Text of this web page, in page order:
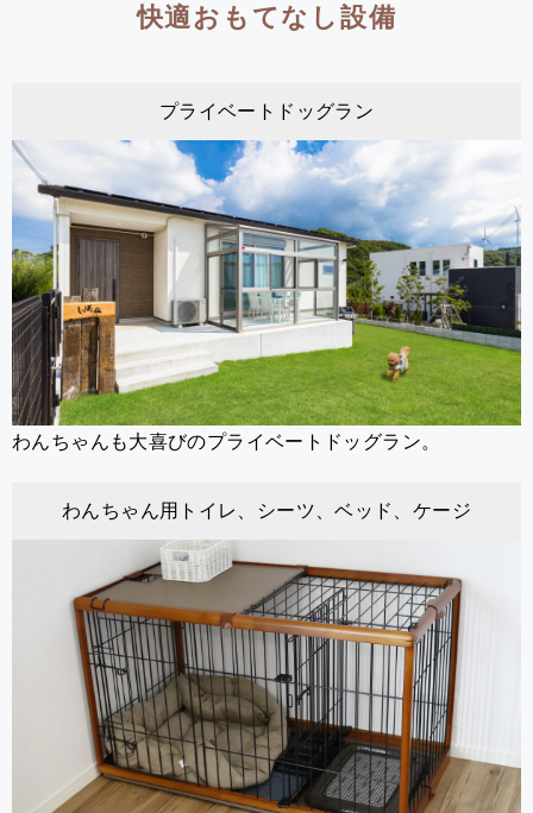
快適おもてなし設備
プライベートドッグラン
わんちゃんも大喜びのプライベートドッグラン。
わんちゃん用トイレ、シーツ、ベッド、ケージ